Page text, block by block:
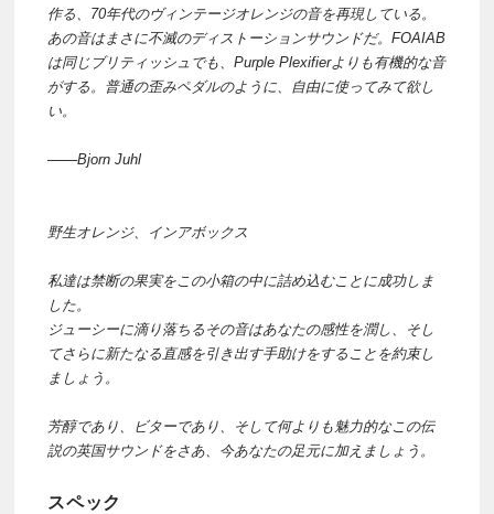
作る、70年代のヴィンテージオレンジの音を再現している。
あの音はまさに不滅のディストーションサウンドだ。FOAIAB
は同じブリティッシュでも、Purple Plexifierよりも有機的な音
がする。普通の歪みペダルのように、自由に使ってみて欲し
い。
───Bjorn Juhl
野生オレンジ、インアボックス
私達は禁断の果実をこの小箱の中に詰め込むことに成功しま
した。
ジューシーに滴り落ちるその音はあなたの感性を潤し、そし
てさらに新たなる直感を引き出す手助けをすることを約束し
ましょう。
芳醇であり、ビターであり、そして何よりも魅力的なこの伝
説の英国サウンドをさあ、今あなたの足元に加えましょう。
スペック